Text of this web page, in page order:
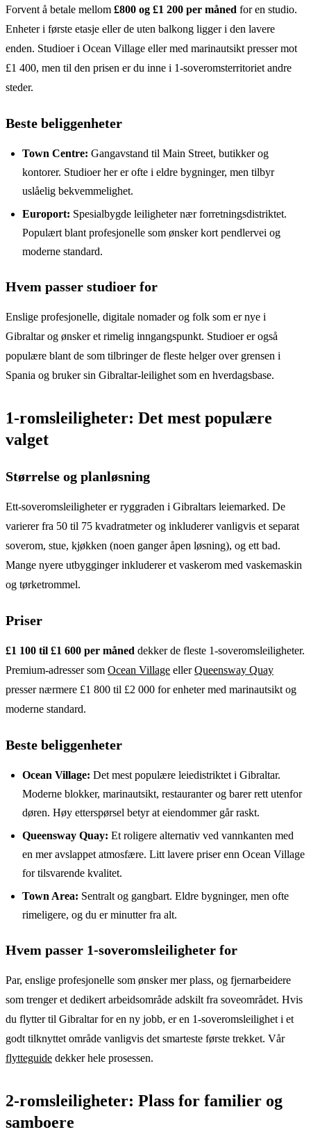
Forvent å betale mellom £800 og £1 200 per måned for en studio.
Enheter i første etasje eller de uten balkong ligger i den lavere
enden. Studioer i Ocean Village eller med marinautsikt presser mot
£1 400, men til den prisen er du inne i 1-soveromsterritoriet andre
steder.
Beste beliggenheter
Town Centre: Gangavstand til Main Street, butikker og
kontorer. Studioer her er ofte i eldre bygninger, men tilbyr
uslåelig bekvemmelighet.
Europort: Spesialbygde leiligheter nær forretningsdistriktet.
Populært blant profesjonelle som ønsker kort pendlervei og
moderne standard.
Hvem passer studioer for
Enslige profesjonelle, digitale nomader og folk som er nye i
Gibraltar og ønsker et rimelig inngangspunkt. Studioer er også
populære blant de som tilbringer de fleste helger over grensen i
Spania og bruker sin Gibraltar-leilighet som en hverdagsbase.
1-romsleiligheter: Det mest populære
valget
Størrelse og planløsning
Ett-soveromsleiligheter er ryggraden i Gibraltars leiemarked. De
varierer fra 50 til 75 kvadratmeter og inkluderer vanligvis et separat
soverom, stue, kjøkken (noen ganger åpen løsning), og ett bad.
Mange nyere utbygginger inkluderer et vaskerom med vaskemaskin
og tørketrommel.
Priser
£1 100 til £1 600 per måned dekker de fleste 1-soveromsleiligheter.
Premium-adresser som Ocean Village ellerQueensway Quay
presser nærmere £1 800 til £2 000 for enheter med marinautsikt og
moderne standard.
Beste beliggenheter
Ocean Village: Det mest populære leiedistriktet i Gibraltar.
Moderne blokker, marinautsikt, restauranter og barer rett utenfor
døren. Høy etterspørsel betyr at eiendommer går raskt.
Queensway Quay: Et roligere alternativ ved vannkanten med
en mer avslappet atmosfære. Litt lavere priser enn Ocean Village
for tilsvarende kvalitet.
Town Area: Sentralt og gangbart. Eldre bygninger, men ofte
rimeligere, og du er minutter fra alt.
Hvem passer 1-soveromsleiligheter for
Par, enslige profesjonelle som ønsker mer plass, og fjernarbeidere
som trenger et dedikert arbeidsområde adskilt fra soveområdet. Hvis
du flytter til Gibraltar for en ny jobb, er en 1-soveromsleilighet i et
godt tilknyttet område vanligvis det smarteste første trekket. Vår
flytteguide dekker hele prosessen.
2-romsleiligheter: Plass for familier og
samboere